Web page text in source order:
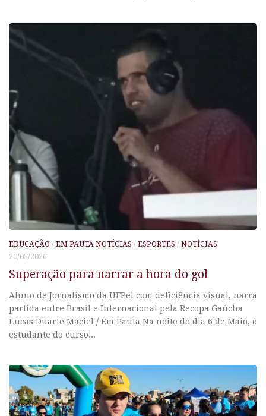
EDUCAÇÃO / EM PAUTA NOTÍCIAS / ESPORTES / NOTÍCIAS
20/05/2026
Superação para narrar a hora do gol
Aluno de Jornalismo da UFPel com deficiência visual, narra
partida entre Brasil e Internacional pela Recopa Gaúcha
Lucas Duarte Maciel / Em Pauta Na noite do dia 6 de Maio, o
estudante do curso...